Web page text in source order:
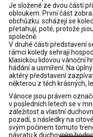
Je složené ze dvou částí
obloukem. První část
obchůzku: scházejí se
přetahují, poté, protože
společně.
V druhé části představení
rámci koledy sehrají
klasickou lidovou vánoční
hádání a usmíření. Na
aktéry představení
některou z těch krásných,
Vánoce jsou právem
v posledních letech se v
záležitost a vlastní
pozadí, s následky na
svým počinem tomuto
návratu k duchovním